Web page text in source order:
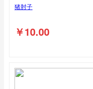
猪肘子
￥10.00